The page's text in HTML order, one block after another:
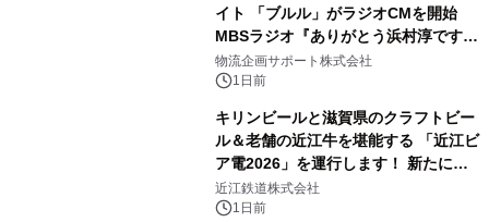
イト 「ブルル」がラジオCMを開始
MBSラジオ『ありがとう浜村淳です』
にて8月1日(土)より
物流企画サポート株式会社
1日前
キリンビールと滋賀県のクラフトビー
ル＆老舗の近江牛を堪能する 「近江ビ
ア電2026」を運行します！ 新たに
「長濱浪漫ビール」が参加！キリン一
番搾り飲み放題が復活！
近江鉄道株式会社
1日前